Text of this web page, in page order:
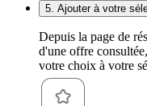
5. Ajouter à votre
Depuis la page de
d'une offre
votre choix à votre